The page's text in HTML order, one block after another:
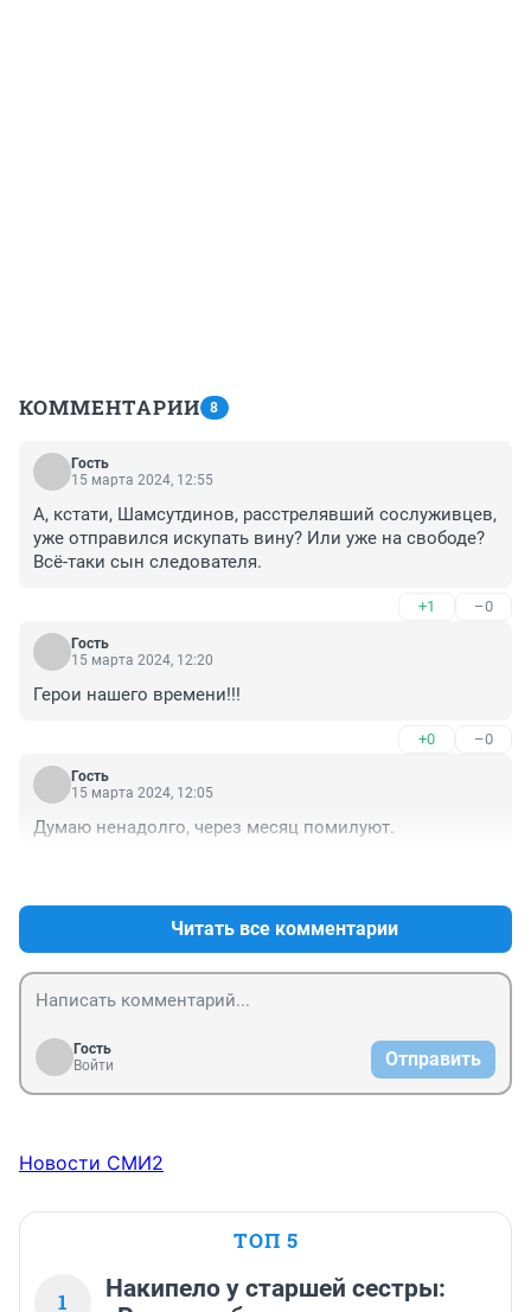
КОММЕНТАРИИ 8
Гость
15 марта 2024, 12:55
А, кстати, Шамсутдинов, расстрелявший сослуживцев,
уже отправился искупать вину? Или уже на свободе?
Всё-таки сын следователя.
+1 –0
Гость
15 марта 2024, 12:20
Герои нашего времени!!!
+0 –0
Гость
15 марта 2024, 12:05
Думаю ненадолго, через месяц помилуют.
Читать все комментарии
Гость
Войти
Отправить
Новости СМИ2
ТОП 5
1
Накипело у старшей сестры: